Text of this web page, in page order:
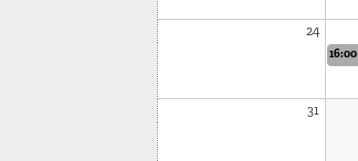
24
31
16:00